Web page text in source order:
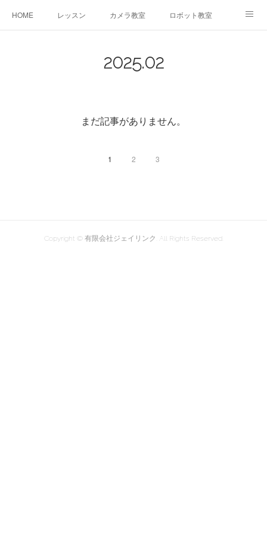
HOME レッスン カメラ教室 ロボット教室
2025.02
まだ記事がありません。
1 2 3
Copyright © 有限会社ジェイリンク. All Rights Reserved.